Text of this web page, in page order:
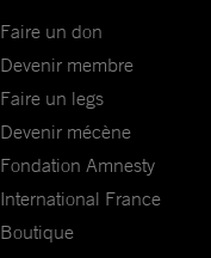
Faire un don
Devenir membre
Faire un legs
Devenir mécène
Fondation Amnesty
International France
Boutique